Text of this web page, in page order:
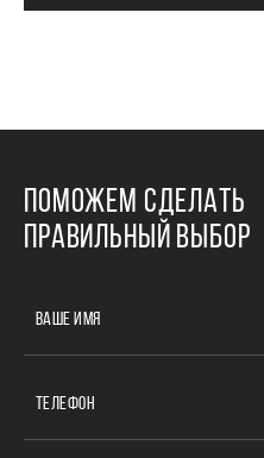
ПОМОЖЕМ СДЕЛАТЬ
ПРАВИЛЬНЫЙ ВЫБОР
ВАШЕ ИМЯ
ТЕЛЕФОН